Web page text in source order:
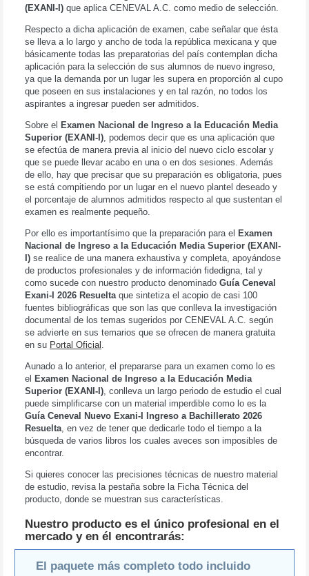
(EXANI-I) que aplica CENEVAL A.C. como medio de selección.
Respecto a dicha aplicación de examen, cabe señalar que ésta
se lleva a lo largo y ancho de toda la república mexicana y que
básicamente todas las preparatorias del país contemplan dicha
aplicación para la selección de sus alumnos de nuevo ingreso,
ya que la demanda por un lugar les supera en proporción al cupo
que poseen en sus instalaciones y en tal razón, no todos los
aspirantes a ingresar pueden ser admitidos.
Sobre el Examen Nacional de Ingreso a la Educación Media
Superior (EXANI-I) , podemos decir que es una aplicación que
se efectúa de manera previa al inicio del nuevo ciclo escolar y
que se puede llevar acabo en una o en dos sesiones. Además
de ello, hay que precisar que su preparación es obligatoria, pues
se está compitiendo por un lugar en el nuevo plantel deseado y
el porcentaje de alumnos admitidos respecto al que sustentan el
examen es realmente pequeño.
Por ello es importantísimo que la preparación para el Examen
Nacional de Ingreso a la Educación Media Superior (EXANI-
I) se realice de una manera exhaustiva y completa, apoyándose
de productos profesionales y de información fidedigna, tal y
como sucede con nuestro producto denominado Guía Ceneval
Exani-I 2026 Resuelta que sintetiza el acopio de casi 100
fuentes bibliográficas que son las que conlleva la investigación
documental de los temas sugeridos por CENEVAL A.C. según
se advierte en sus temarios que se ofrecen de manera gratuita
en su Portal Oficial
Aunado a lo anterior, el prepararse para un examen como lo es
el Examen Nacional de Ingreso a la Educación Media
Superior (EXANI-I) , conlleva un largo periodo de estudio el cual
puede simplificarse con un material imperdible como lo es la
Guía Ceneval Nuevo Exani-I Ingreso a Bachillerato 2026
Resuelta , en vez de tener que dedicarle todo el tiempo a la
búsqueda de varios libros los cuales aveces son imposibles de
encontrar.
Si quieres conocer las precisiones técnicas de nuestro material
de estudio, revisa la pestaña sobre la Ficha Técnica del
producto, donde se muestran sus características.
Nuestro producto es el único profesional en el
mercado y en él encontrarás:
El paquete más completo todo incluido